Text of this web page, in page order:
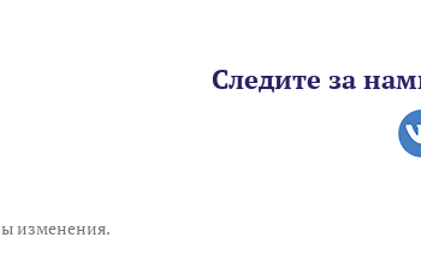
Следите за
изменения.